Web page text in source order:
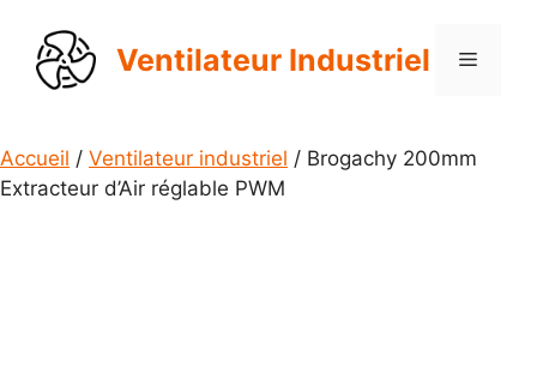
contenu
Ventilateur Industriel Menu
Accueil / Ventilateur industriel / Brogachy 200mm
Extracteur d’Air réglable PWM